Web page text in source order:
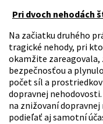
Pri dvoch nehodách
Na začiatku druhého
tragické nehody, pri
okamžite
bezpečnosťou a
počet síl a
dopravnej
na znižovaní
podieľať aj samotní